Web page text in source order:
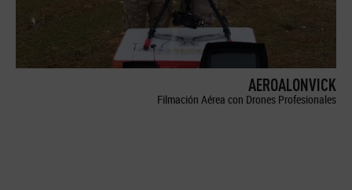
AEROALONVICK
Filmación Aérea con Drones Profesionales